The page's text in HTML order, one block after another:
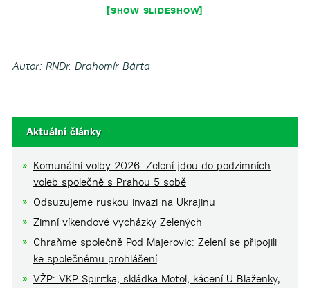
[SHOW SLIDESHOW]
Autor: RNDr. Drahomír Bárta
Aktuální články
Komunální volby 2026: Zelení jdou do podzimních
voleb společně s Prahou 5 sobě
Odsuzujeme ruskou invazi na Ukrajinu
Zimní víkendové vycházky Zelených
Chraňme společně Pod Majerovic: Zelení se připojili
ke společnému prohlášení
VŽP: VKP Spiritka, skládka Motol, kácení U Blaženky,